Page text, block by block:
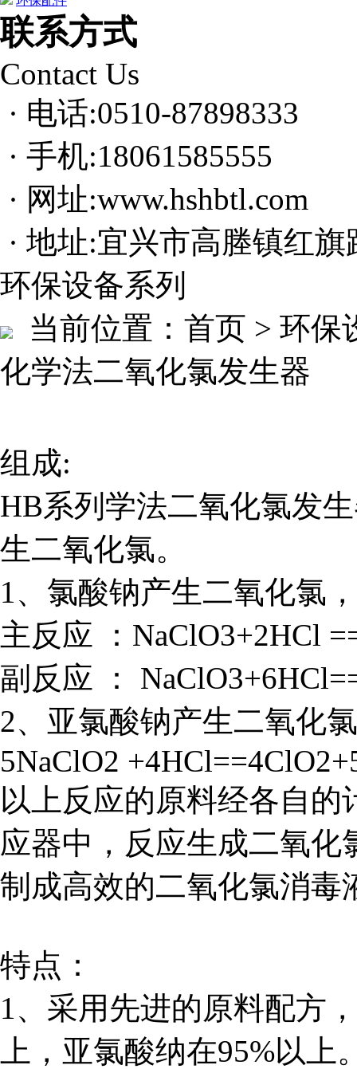
联系方式
Contact Us
· 电话:0510-87898333
· 手机:18061585555
· 网址:www.hshbtl.com
· 地址:宜兴市高塍镇红旗
环保设备系列
当前位置： 首页 > 环保
化学法二氧化氯发生器
组成:
HB系列学法二氧化氯发
生二氧化氯。
1、氯酸钠产生二氧化氯
主反应 ：NaClO3+2HCl
副反应 ：
2、亚氯酸钠产生二氧化
5NaClO2
以上反应的原料经各自
应器中，反应生成二氧
制成高效的二氧化氯消毒
特点：
1、采用先进的原料配方
上，亚氯酸纳在95%以上